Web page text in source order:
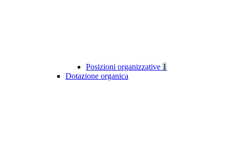
Posizioni organizzative 1
Dotazione organica